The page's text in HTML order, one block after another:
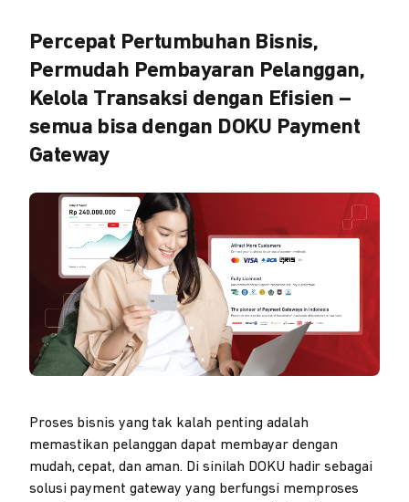
Percepat Pertumbuhan Bisnis,
Permudah Pembayaran Pelanggan,
Kelola Transaksi dengan Efisien –
semua bisa dengan DOKU Payment
Gateway
Proses bisnis yang tak kalah penting adalah
memastikan pelanggan dapat membayar dengan
mudah, cepat, dan aman. Di sinilah DOKU hadir sebagai
solusi payment gateway yang berfungsi memproses